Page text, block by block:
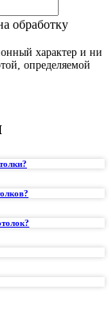
обработку
характер и ни
определяемой